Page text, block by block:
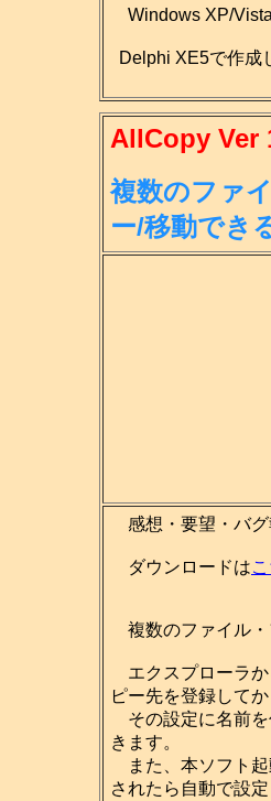
Windows XP/
Delphi XE5で作成
AllCopy Ver
複数のファ
ー/移動でき
感想・要望・バグ
ダウンロードは
複数のファイル・
エクスプローラか
ピー先を登録して
その設定に名前を
きます。
また、本ソフト起
されたら自動で設